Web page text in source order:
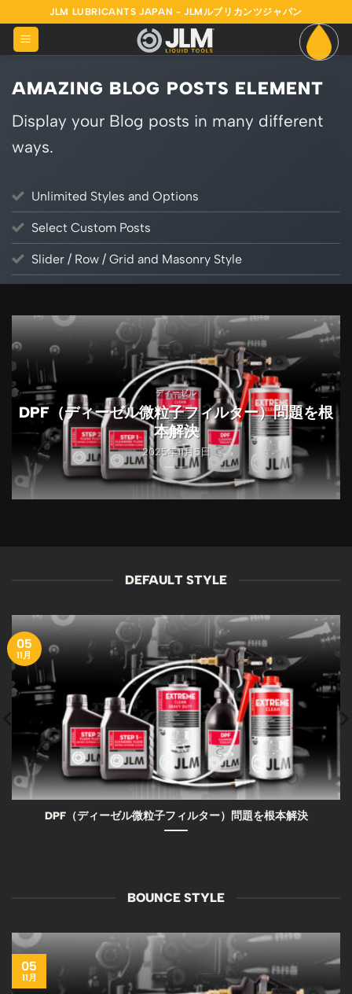
to
content
JLM LUBRICANTS JAPAN - JLMルブリカンツジャパン
AMAZING BLOG POSTS ELEMENT
Display your Blog posts in many different
ways.
Unlimited Styles and Options
Select Custom Posts
Slider / Row / Grid and Masonry Style
ディーゼル
DPF（ディーゼル微粒子フィルター）問題を根
本解決
2025年11月5日
DEFAULT STYLE
DPF（ディーゼル微粒子フィルター）問題を根本解決
05
11月
BOUNCE STYLE
05
11月